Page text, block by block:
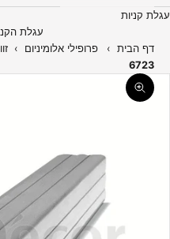
עגלת קניות
עגלת
דף הבית › פרופילי אלומיניום ›
6723
תקריב